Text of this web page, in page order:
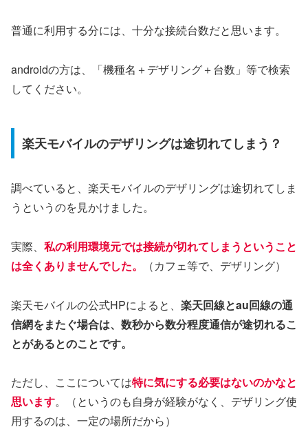
普通に利用する分には、十分な接続台数だと思います。
androidの方は、「機種名＋デザリング＋台数」等で検索
してください。
楽天モバイルのデザリングは途切れてしまう？
調べていると、楽天モバイルのデザリングは途切れてしま
うというのを見かけました。
実際、 私の利用環境元では接続が切れてしまうということ
は全くありませんでした。
（カフェ等で、デザリング）
楽天モバイルの公式HPによると、 楽天回線とau回線の通
信網をまたぐ場合は、数秒から数分程度通信が途切れるこ
とがあるとのことです。
ただし、ここについては特に気にする必要はないのかなと
思います。（というのも自身が経験がなく、デザリング使
用するのは、一定の場所だから）